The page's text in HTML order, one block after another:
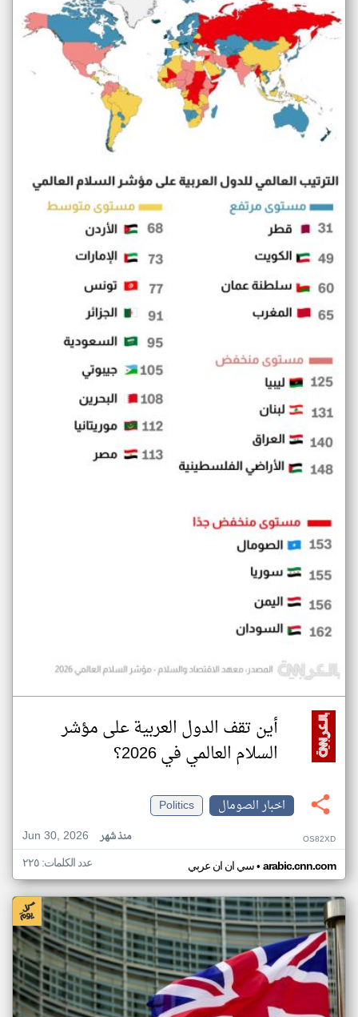
أين تقف الدول العربية على مؤشر
السلام العالمي في 2026؟
اخبار الصومال
Politics
Jun 30, 2026
منذ شهر OS82XD
سي ان ان عربي• arabic.cnn.com عدد الكلمات: ٢٢٥